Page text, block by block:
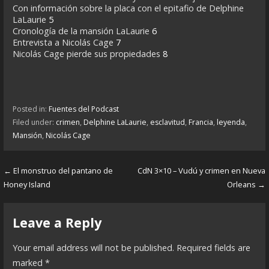
Con información sobre la placa con el epitafio de Delphine
LaLaurie 5
Cronología de la mansión LaLaurie 6
Entrevista a Nicolás Cage 7
Nicolás Cage pierde sus propiedades 8
Posted in: Fuentes del Podcast
Filed under: crimen, Delphine LaLaurie, esclavitud, Francia, leyenda,
Mansión, Nicolás Cage
P
n
← El monstruo del pantano de
Honey Island
CdN 3×10 – Vudú y crimen en Nueva
Orleans →
Leave a Reply
Your email address will not be published. Required fields are
marked *